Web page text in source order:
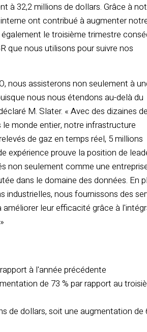
à 32,2 millions de dollars. Grâce à
ont contribué à augmenter
le troisième trimestre
que nous utilisons pour suivre nos
nous assisterons non seulement à
nous nous étendons au-delà du
M. Slater. « Avec des dizaines de
monde entier, notre infrastructure
de gaz en temps réel, 5 millions
expérience prouve la position de
non seulement comme une
dans le domaine des données. En
industrielles, nous fournissons des
leur efficacité grâce à
à l'année précédente
de 73 % par rapport au
de dollars, soit une augmentation de